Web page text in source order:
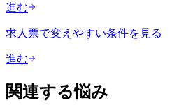
進む
求人票で変えやすい条件を見る
進む
関連する悩み